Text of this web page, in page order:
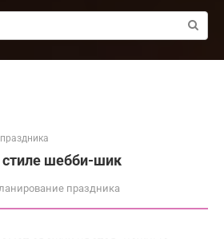
шебби-шик
праздника